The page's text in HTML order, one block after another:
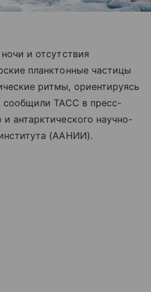
и отсутствия
планктонные частицы
ритмы, ориентируясь
сообщили ТАСС в пресс-
антарктического научно-
(ААНИИ).